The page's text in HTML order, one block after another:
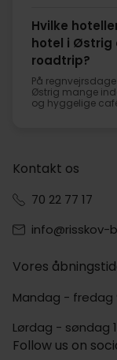
Hvilke
hotel i Østrig
roadtrip?
På
Østrig mange
og hyggelige
Kontakt os
70 22 77 17
info@risskov-
Vores
Mandag - fredag
Lørdag - søndag
Follow us on